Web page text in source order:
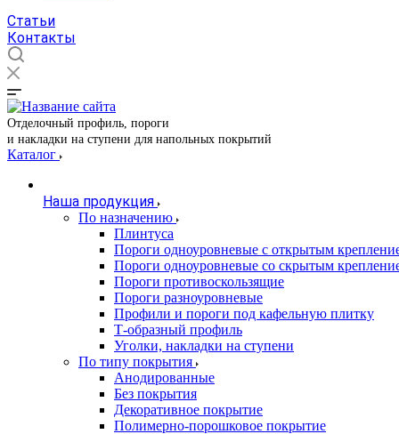
Статьи
Контакты
Отделочный профиль, пороги
и накладки на ступени для напольных покрытий
Каталог
Наша продукция
По назначению
Плинтуса
Пороги одноуровневые с открытым
Пороги одноуровневые со скрытым
Пороги противоскользящие
Пороги разноуровневые
Профили и пороги под кафельную плитку
Т-образный профиль
Уголки, накладки на ступени
По типу покрытия
Анодированные
Без покрытия
Декоративное покрытие
Полимерно-порошковое покрытие